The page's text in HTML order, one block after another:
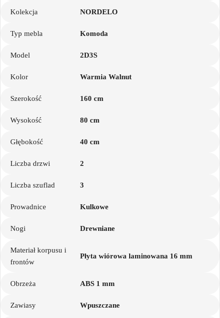
Kolekcja NORDELO
Typ mebla Komoda
Model 2D3S
Kolor Warmia Walnut
Szerokość 160 cm
Wysokość 80 cm
Głębokość 40 cm
Liczba drzwi 2
Liczba szuflad 3
Prowadnice Kulkowe
Nogi Drewniane
Materiał korpusu i
frontów
Płyta wiórowa laminowana 16 mm
Obrzeża ABS 1 mm
Zawiasy Wpuszczane